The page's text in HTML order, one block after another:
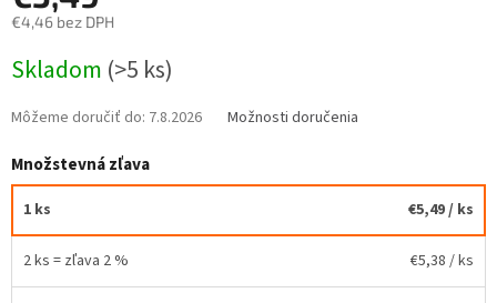
€4,46 bez DPH
cena:
Skladom (>5 ks)
Môžeme doručiť do: 7.8.2026 Možnosti doručenia
Množstevná zľava
1 ks €5,49/ ks
2 ks = zľava 2 % €5,38 / ks